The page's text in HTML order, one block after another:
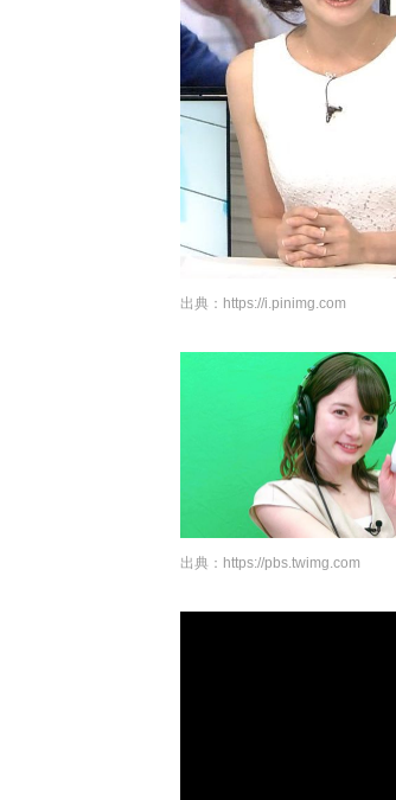
出典： https://i.pinimg.com
出典： https://pbs.twimg.com